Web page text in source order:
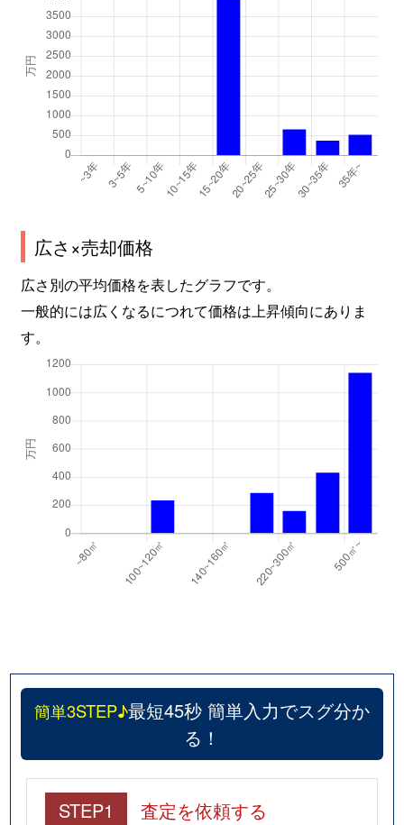
広さ×売却価格
広さ別の平均価格を表したグラフです。
一般的には広くなるにつれて価格は上昇傾向にありま
す。
簡単3STEP♪最短45秒 簡単入力でスグ分か
る！
STEP1 査定を依頼する